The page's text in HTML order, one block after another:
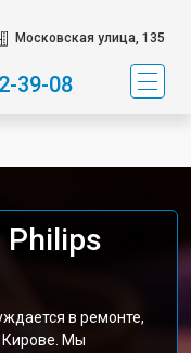
Московская улица, 135
39-08
Philips
в ремонте,
Кирове. Мы